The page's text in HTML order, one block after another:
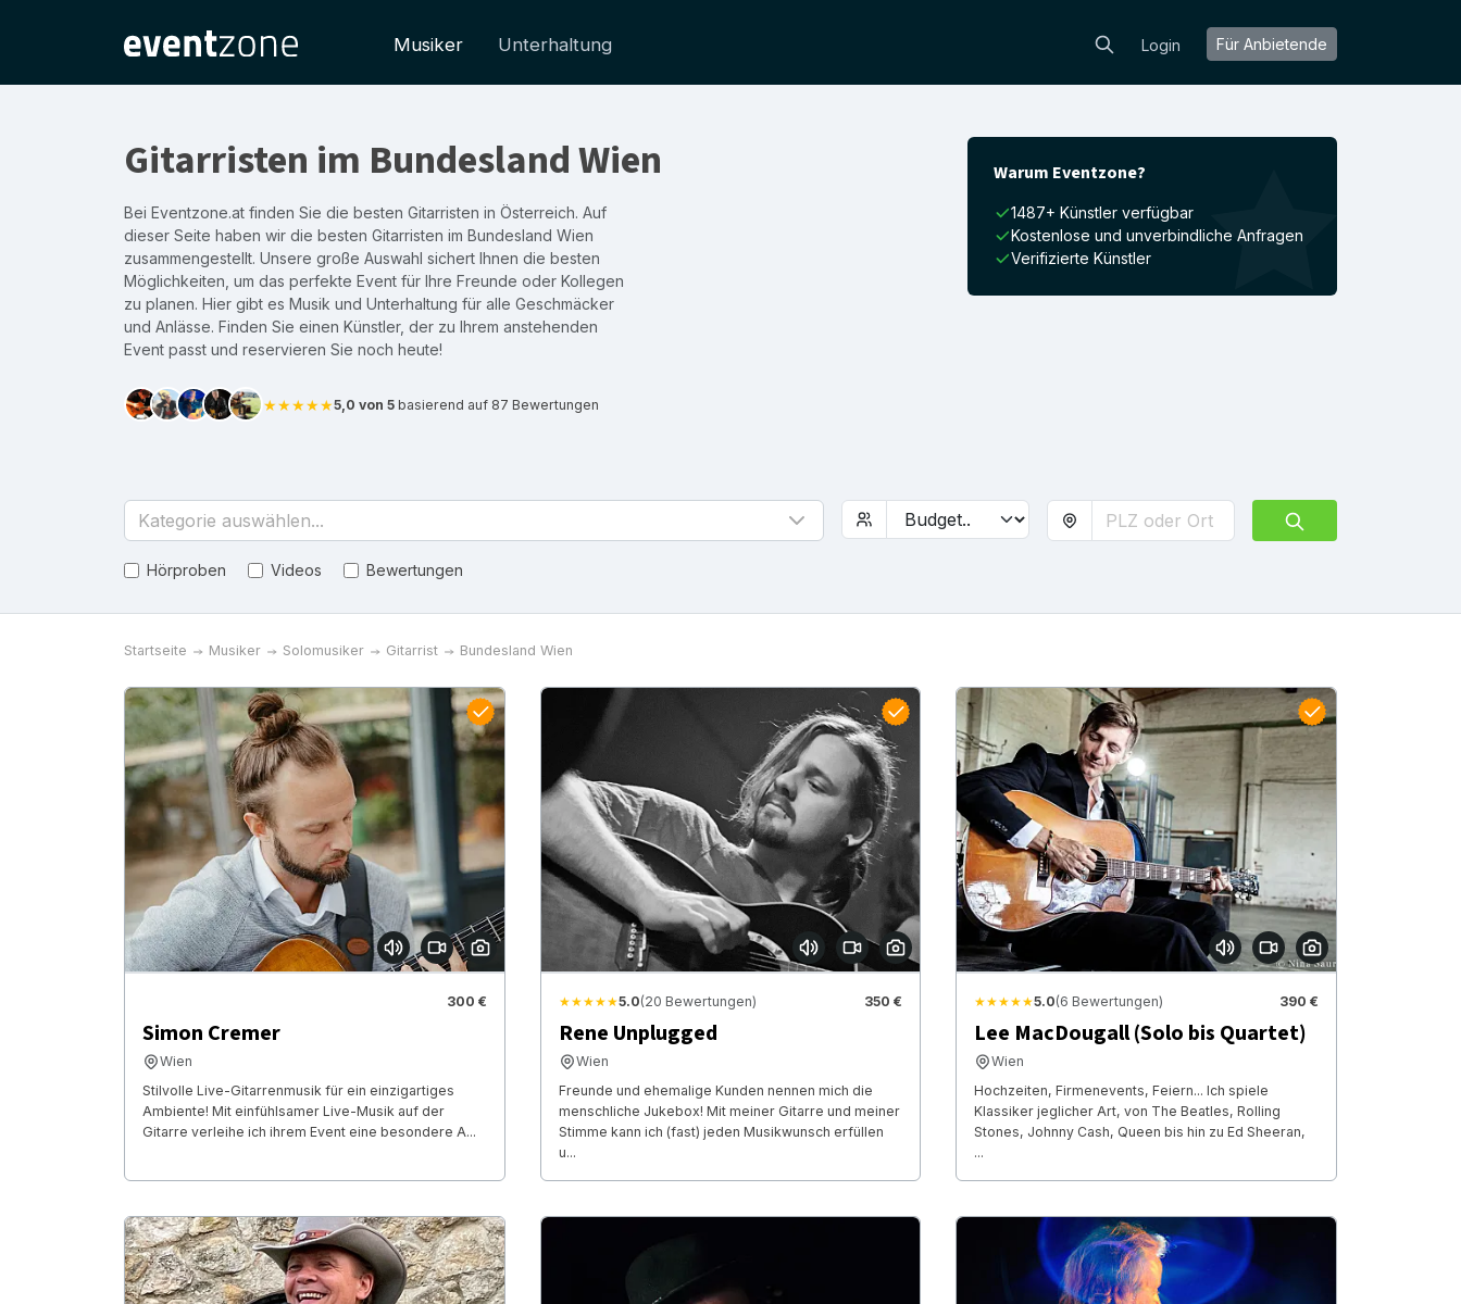
Musiker Unterhaltung Login Für Anbietende
Gitarristen im Bundesland Wien
Bei Eventzone.at finden Sie die besten Gitarristen in Österreich. Auf
dieser Seite haben wir die besten Gitarristen im Bundesland Wien
zusammengestellt. Unsere große Auswahl sichert Ihnen die besten
Möglichkeiten, um das perfekte Event für Ihre Freunde oder Kollegen
zu planen. Hier gibt es Musik und Unterhaltung für alle Geschmäcker
und Anlässe. Finden Sie einen Künstler, der zu Ihrem anstehenden
Event passt und reservieren Sie noch heute!
★★★★★5,0 von 5 basierend auf 87 Bewertungen
Warum Eventzone?
1487+ Künstler verfügbar
Kostenlose und unverbindliche Anfragen
Verifizierte Künstler
Kategorie auswählen...
Hörproben Videos Bewertungen
Startseite Musiker Solomusiker Gitarrist Bundesland Wien
300 €
Simon Cremer
Wien
Stilvolle Live-Gitarrenmusik für ein einzigartiges
Ambiente! Mit einfühlsamer Live-Musik auf der
Gitarre verleihe ich ihrem Event eine besondere A...
★★★★★5.0(20 Bewertungen) 350 €
Rene Unplugged
Wien
Freunde und ehemalige Kunden nennen mich die
menschliche Jukebox! Mit meiner Gitarre und meiner
Stimme kann ich (fast) jeden Musikwunsch erfüllen
u...
★★★★★5.0(6 Bewertungen) 390 €
Lee MacDougall (Solo bis Quartet)
Wien
Hochzeiten, Firmenevents, Feiern... Ich spiele
Klassiker jeglicher Art, von The Beatles, Rolling
Stones, Johnny Cash, Queen bis hin zu Ed Sheeran,
...